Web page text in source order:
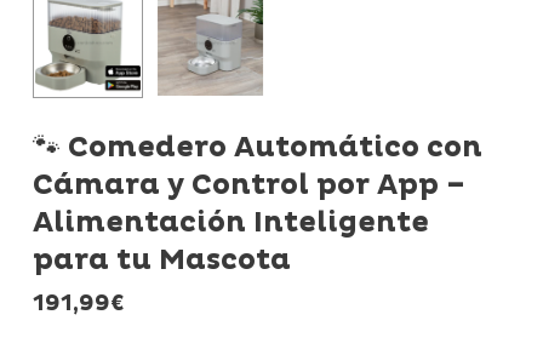
🐾 Comedero Automático con
Cámara y Control por App –
Alimentación Inteligente
para tu Mascota
191,99€